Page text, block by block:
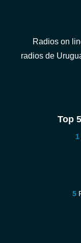
Radios on
radios de
Top